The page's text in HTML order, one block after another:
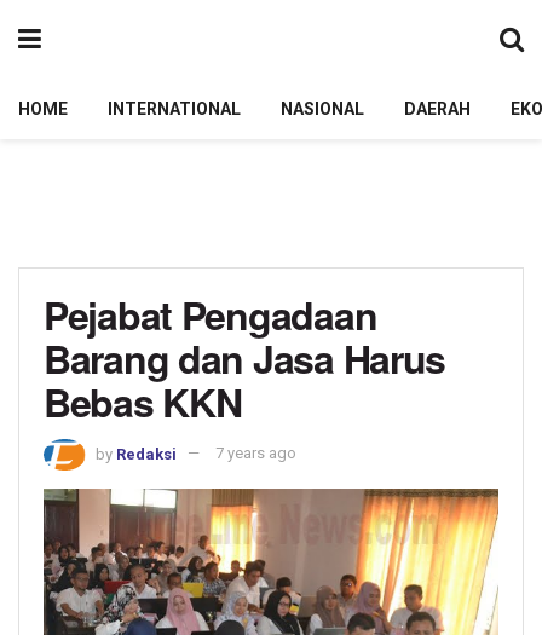
HOME INTERNATIONAL NASIONAL DAERAH
Pejabat Pengadaan
Barang dan Jasa Harus
Bebas KKN
by Redaksi 7 years ago